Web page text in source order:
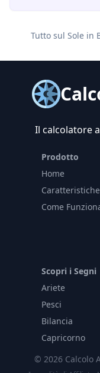
Tutto sul Sole in
Il calcolatore
Prodotto
Home
Caratteristiche
Come
Scopri i Segni
Ariete
Pesci
Bilancia
Capricorno
© 2026 Calcolo